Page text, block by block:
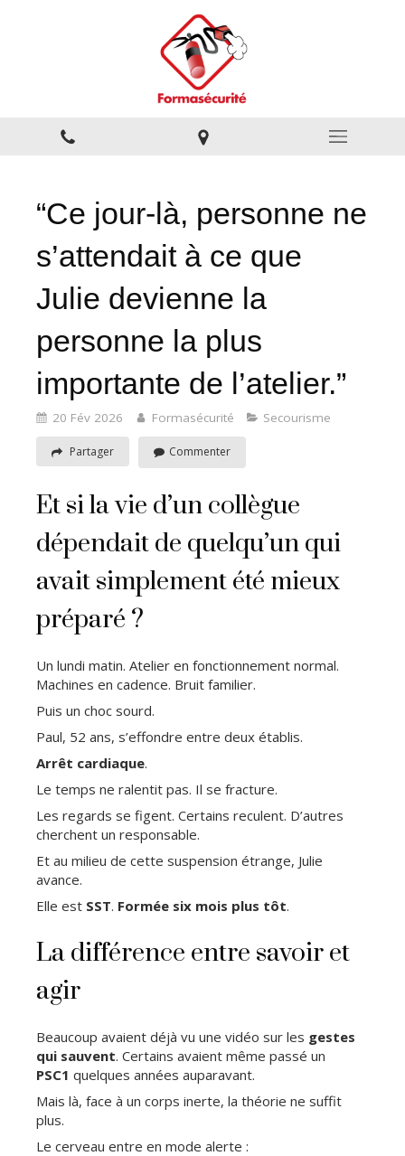
“Ce jour-là, personne ne
s’attendait à ce que
Julie devienne la
personne la plus
importante de l’atelier.”
20 Fév 2026 Formasécurité Secourisme
Partager Commenter
Et si la vie d’un collègue
dépendait de quelqu’un qui
avait simplement été mieux
préparé ?
Un lundi matin. Atelier en fonctionnement normal.
Machines en cadence. Bruit familier.
Puis un choc sourd.
Paul, 52 ans, s’effondre entre deux établis.
Arrêt cardiaque.
Le temps ne ralentit pas. Il se fracture.
Les regards se figent. Certains reculent. D’autres
cherchent un responsable.
Et au milieu de cette suspension étrange, Julie
avance.
Elle est SST. Formée six mois plus tôt.
La différence entre savoir et
agir
Beaucoup avaient déjà vu une vidéo sur les gestes
qui sauvent. Certains avaient même passé un
PSC1 quelques années auparavant.
Mais là, face à un corps inerte, la théorie ne suffit
plus.
Le cerveau entre en mode alerte :